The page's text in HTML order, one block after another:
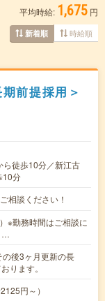
平均時給: 1,675 円
新着順 時給順
前提採用＞
ら徒歩10分／新江古
10分
相談ください！
※勤務時間はご相談に
…
の後3ヶ月更新の長
ります。
円～）